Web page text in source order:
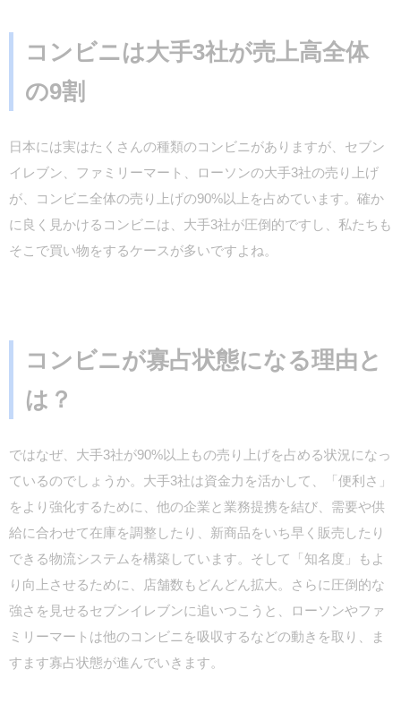
コンビニは大手3社が売上高全体
の9割
日本には実はたくさんの種類のコンビニがありますが、セブン
イレブン、ファミリーマート、ローソンの大手3社の売り上げ
が、コンビニ全体の売り上げの90%以上を占めています。確か
に良く見かけるコンビニは、大手3社が圧倒的ですし、私たちも
そこで買い物をするケースが多いですよね。
コンビニが寡占状態になる理由と
は？
ではなぜ、大手3社が90%以上もの売り上げを占める状況になっ
ているのでしょうか。大手3社は資金力を活かして、「便利さ」
をより強化するために、他の企業と業務提携を結び、需要や供
給に合わせて在庫を調整したり、新商品をいち早く販売したり
できる物流システムを構築しています。そして「知名度」もよ
り向上させるために、店舗数もどんどん拡大。さらに圧倒的な
強さを見せるセブンイレブンに追いつこうと、ローソンやファ
ミリーマートは他のコンビニを吸収するなどの動きを取り、ま
すます寡占状態が進んでいきます。